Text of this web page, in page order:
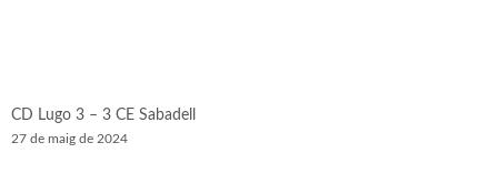
CD Lugo 3 – 3 CE Sabadell
27 de maig de 2024